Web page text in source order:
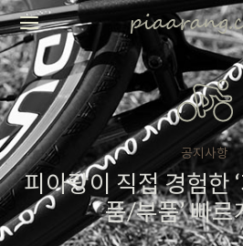
공지사항
피아랑이 직접 경험한
품/부품’ 빠르